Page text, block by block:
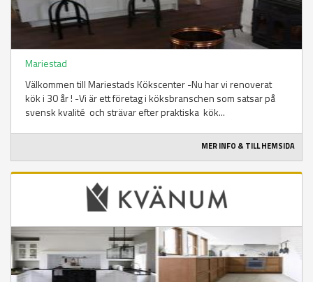
Mariestad
Välkommen till Mariestads Kökscenter -Nu har vi renoverat
kök i 30 år ! -Vi är ett företag i köksbranschen som satsar på
svensk kvalité och strävar efter praktiska kök...
MER INFO & TILL HEMSIDA